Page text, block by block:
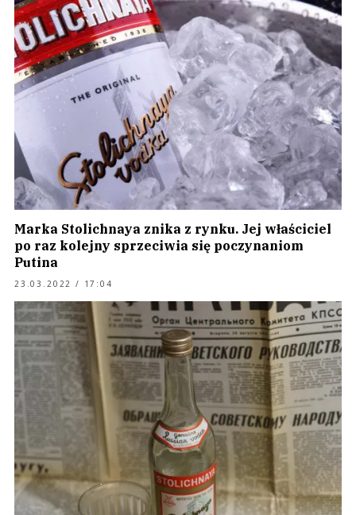
Marka Stolichnaya znika z rynku. Jej właściciel
po raz kolejny sprzeciwia się poczynaniom
Putina
23.03.2022 / 17:04